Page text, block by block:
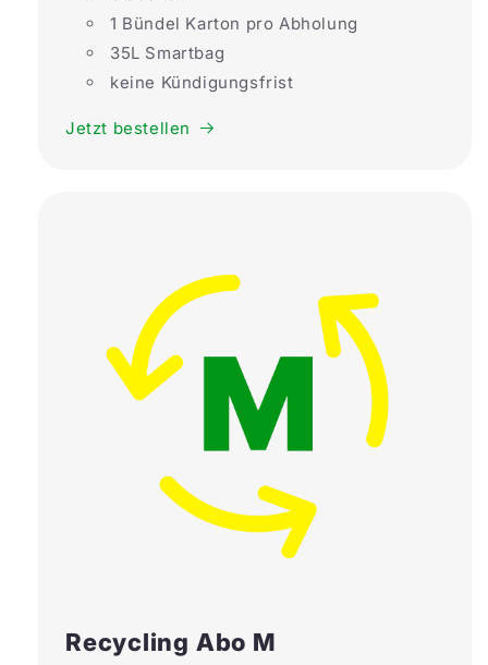
1 Bündel Karton pro Abholung
35L Smartbag
keine Kündigungsfrist
Jetzt bestellen
Recycling Abo M